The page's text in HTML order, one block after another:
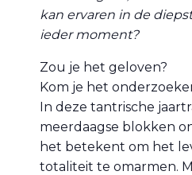
kan ervaren in de
ieder moment?
Zou je het geloven?
Kom je het
In deze tantrische
meerdaagse blokken
het betekent om het
totaliteit te omarmen.